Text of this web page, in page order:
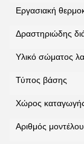
Εργασιακή
Δραστηριώδης
Υλικό σώματος
Τύπος βάσης
Χώρος
Αριθμός μοντέλου